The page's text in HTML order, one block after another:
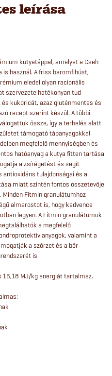
leírása
kutyatáppal, amelyet a Cseh
is használ. A friss baromfihúst,
eledel olyan racionális
szervezete hatékonyan tud
kukoricát, azaz gluténmentes és
recept szerint készül. A többi
össze, így a terhelés alatt
támogató tápanyagokkal
megfelelő mennyiségben és
hatóanyag a kutya fitten tartása
a zsírégetést és segít
antioxidáns tulajdonságai és a
miatt szintén fontos összetevője
Fitmin granulátumhoz
almarostot is, hogy kedvence
legyen. A Fitmin granulátumok
a megfelelő
anyagok, valamint a
a szőrzet és a bőr
is.
16,18 MJ/kg energiát tartalmaz.